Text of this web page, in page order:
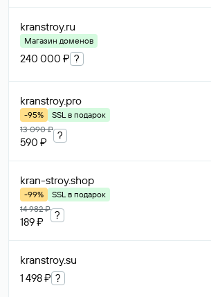
kranstroy.ru
Магазин доменов
240 000 ₽ ?
kranstroy.pro
-95%
SSL в подарок
13 090 ₽
590 ₽
?
kran-stroy.shop
-99%
SSL в подарок
14 982 ₽
189 ₽
?
kranstroy.su
1 498 ₽ ?